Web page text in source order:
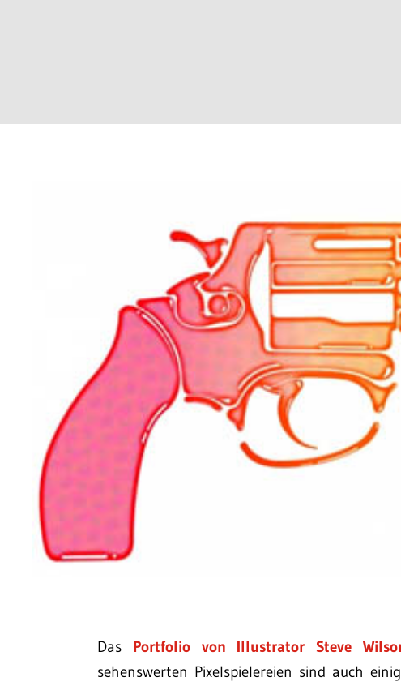
Das Portfolio von Illustrator Steve
sehenswerten Pixelspielereien sind auch